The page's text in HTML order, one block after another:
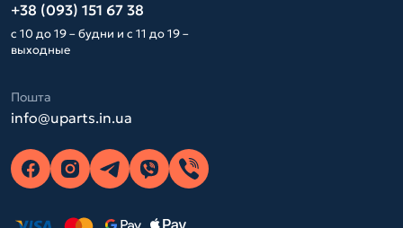
+38 (093) 151 67 38
с 10 до 19 – будни и с 11 до 19 –
выходные
Пошта
info@uparts.in.ua